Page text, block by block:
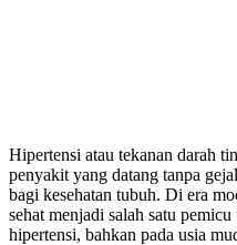
Hipertensi atau tekanan darah
penyakit yang datang tanpa
bagi kesehatan tubuh. Di era
sehat menjadi salah satu
hipertensi, bahkan pada usia